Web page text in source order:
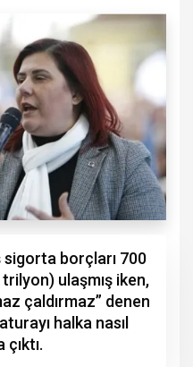
sigorta borçları 700
ulaşmış iken,
çaldırmaz” denen
halka nasıl
çıktı.